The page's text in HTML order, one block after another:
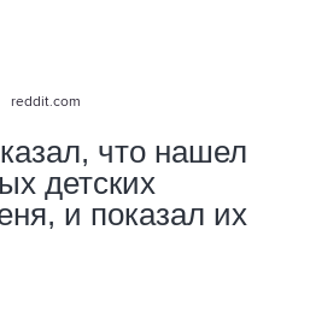
reddit.com
что нашел
детских
и показал их